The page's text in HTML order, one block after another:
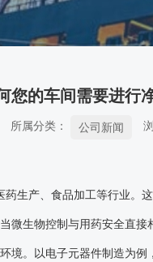
您的车间需要进行
所属分类： 公司新闻
生产、食品加工等行业
微生物控制与用药安全直接
境。以电子元器件制造为